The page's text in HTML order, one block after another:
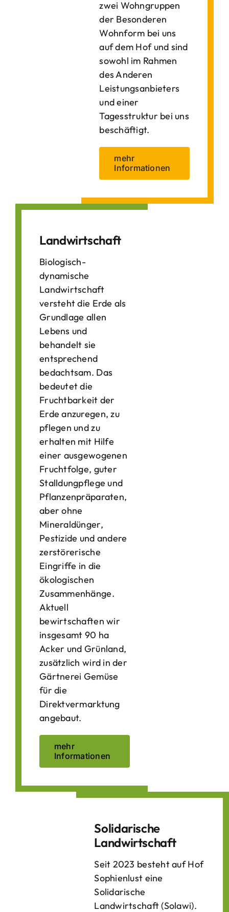
zwei Wohngruppen
der Besonderen
Wohnform bei uns
auf dem Hof und sind
sowohl im Rahmen
des Anderen
Leistungsanbieters
und einer
Tagesstruktur bei uns
beschäftigt.
mehr
Informationen
Landwirtschaft
Biologisch-
dynamische
Landwirtschaft
versteht die Erde als
Grundlage allen
Lebens und
behandelt sie
entsprechend
bedachtsam. Das
bedeutet die
Fruchtbarkeit der
Erde anzuregen, zu
pflegen und zu
erhalten mit Hilfe
einer ausgewogenen
Fruchtfolge, guter
Stalldungpflege und
Pflanzenpräparaten,
aber ohne
Mineraldünger,
Pestizide und andere
zerstörerische
Eingriffe in die
ökologischen
Zusammenhänge.
Aktuell
bewirtschaften wir
insgesamt 90 ha
Acker und Grünland,
zusätzlich wird in der
Gärtnerei Gemüse
für die
Direktvermarktung
angebaut.
mehr
Informationen
Solidarische
Landwirtschaft
Seit 2023 besteht auf Hof
Sophienlust eine
Solidarische
Landwirtschaft (Solawi).